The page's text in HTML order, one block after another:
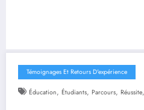
Témoignages Et Retours D'expérience
Éducation, Étudiants, Parcours, Réussite,